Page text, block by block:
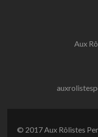
Aux
© 2017 Aux Rôlistes